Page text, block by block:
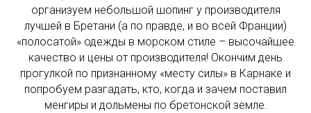
организуем небольшой шопинг у производителя
лучшей в Бретани (а по правде, и во всей Франции)
«полосатой» одежды в морском стиле – высочайшее
качество и цены от производителя! Окончим день
прогулкой по признанному «месту силы» в Карнаке и
попробуем разгадать, кто, когда и зачем поставил
менгиры и дольмены по бретонской земле.